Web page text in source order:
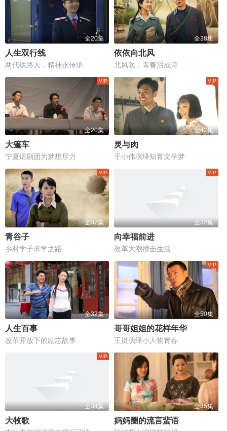
全20集
人生双行线
两代铁路人，精神永传承
全38集
依依向北风
北风吹，青春泪成诗
全20集
大篷车
宁夏话剧团为梦想尽力
全42集
灵与肉
于小伟演绎知青文学梦
全37集
青谷子
乡村学子求学之路
全32集
向幸福前进
改革大潮撞击生活
全32集
人生百事
改革开放下的励志故事
全50集
哥哥姐姐的花样年华
王挺演绎小人物青春
全34集
大牧歌
全35集
妈妈圈的流言蜚语